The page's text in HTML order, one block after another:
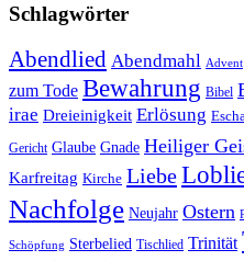
Schlagwörter
Abendlied Abendmahl Advent
zum Tode Bewahrung Bibel
irae Dreieinigkeit Erlösung
Gericht Glaube Gnade Heiliger
Karfreitag Kirche Liebe
Nachfolge Neujahr Ostern
Schöpfung Sterbelied Tischlied Trinität